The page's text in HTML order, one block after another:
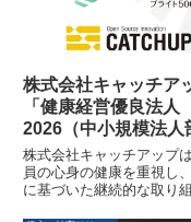
株式会社キャッチア
「健康経営優良法人
2026（中小規模法人
門）ブライト500」
株式会社キャッチアップ
員の心身の健康を重視し
に基づいた継続的な取り